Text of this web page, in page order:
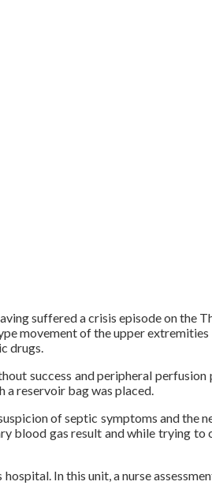
suffered a crisis episode on the
movement of the upper
drugs.
success and peripheral
reservoir bag was placed.
of septic symptoms and the
gas result and while trying to
In this unit, a nurse